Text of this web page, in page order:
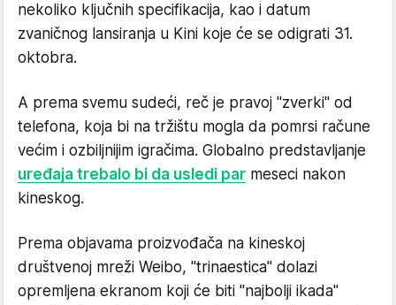
nekoliko ključnih specifikacija, kao i datum
zvaničnog lansiranja u Kini koje će se odigrati 31.
oktobra.
A prema svemu sudeći, reč je pravoj "zverki" od
telefona, koja bi na tržištu mogla da pomrsi račune
većim i ozbiljnijim igračima. Globalno predstavljanje
uređaja trebalo bi da usledi par meseci nakon
kineskog.
Prema objavama proizvođača na kineskoj
društvenoj mreži Weibo, "trinaestica" dolazi
opremljena ekranom koji će biti "najbolji ikada"